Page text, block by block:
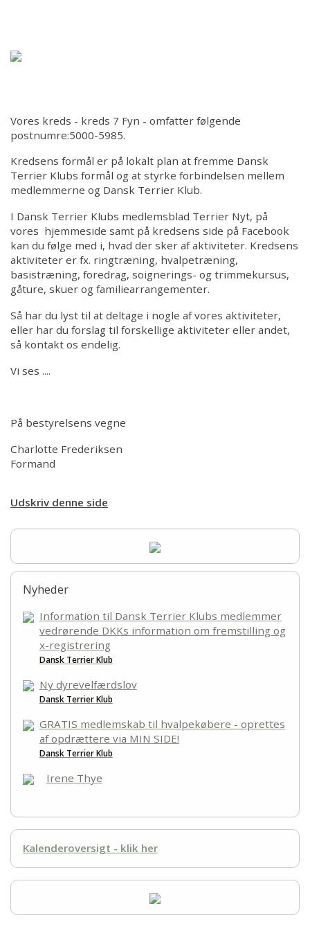
Hjem
Bestyrelsen
Ringtræning
Soignerings- og Trimmekursus
Træning
Aktiviteter
Links
Vores kreds - kreds 7 Fyn - omfatter følgende
postnumre:5000-5985.
Kredsens formål er på lokalt plan at fremme Dansk
Terrier Klubs formål og at styrke forbindelsen mellem
medlemmerne og Dansk Terrier Klub.
I Dansk Terrier Klubs medlemsblad Terrier Nyt, på
vores hjemmeside samt på kredsens side på Facebook
kan du følge med i, hvad der sker af aktiviteter. Kredsens
aktiviteter er fx. ringtræning, hvalpetræning,
basistræning, foredrag, soignerings- og trimmekursus,
gåture, skuer og familiearrangementer.
Så har du lyst til at deltage i nogle af vores aktiviteter,
eller har du forslag til forskellige aktiviteter eller andet,
så kontakt os endelig.
Vi ses ....
På bestyrelsens vegne
Charlotte Frederiksen
Formand
Udskriv denne side
Nyheder
Information til Dansk Terrier Klubs medlemmer
vedrørende DKKs information om fremstilling og
x-registrering
Dansk Terrier Klub
Ny dyrevelfærdslov
Dansk Terrier Klub
GRATIS medlemskab til hvalpekøbere - oprettes
af opdrættere via MIN SIDE!
Dansk Terrier Klub
Irene Thye
Kalenderoversigt - klik her